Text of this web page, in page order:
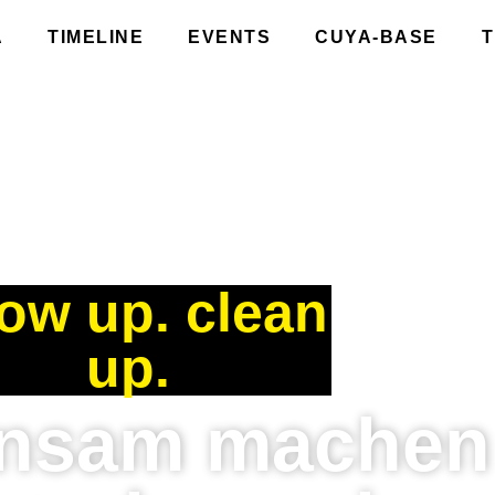
TIMELINE EVENTS CUYA-BASE
up. clean
up.​
machen